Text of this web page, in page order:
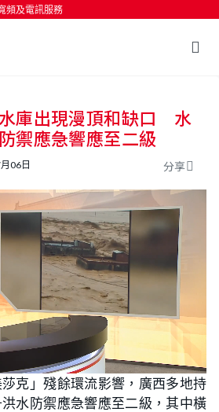
頻及電訊服務
按輸入鍵開始搜尋
庫出現漫頂和缺口 水
禦應急響應至二級
06日 分享
莎克」殘餘環流影響，廣西多地持
水防禦應急響應至二級，其中橫